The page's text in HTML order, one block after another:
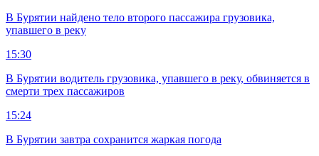
В Бурятии найдено тело второго пассажира грузовика,
упавшего в реку
15:30
В Бурятии водитель грузовика, упавшего в реку, обвиняется в
смерти трех пассажиров
15:24
В Бурятии завтра сохранится жаркая погода